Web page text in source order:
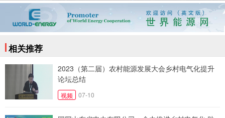
相关推荐
2023（第二届）农村能源发展大会乡村电气化提升
论坛总结
视频 07-10